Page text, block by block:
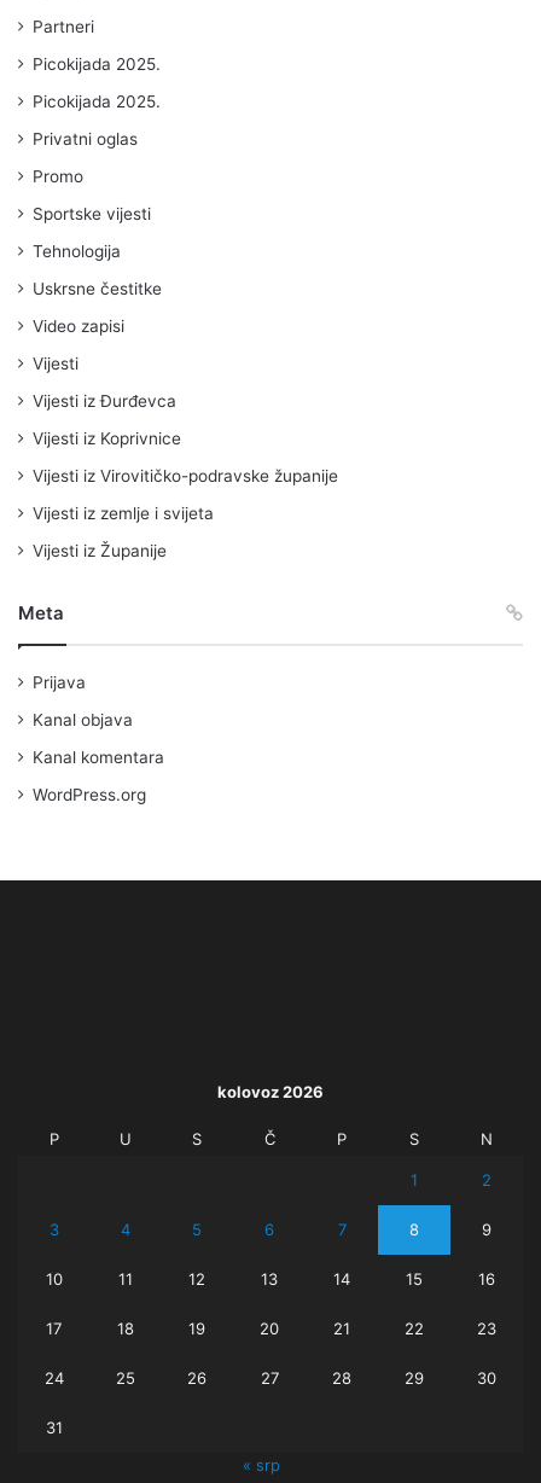
Partneri
Picokijada 2025.
Picokijada 2025.
Privatni oglas
Promo
Sportske vijesti
Tehnologija
Uskrsne čestitke
Video zapisi
Vijesti
Vijesti iz Đurđevca
Vijesti iz Koprivnice
Vijesti iz Virovitičko-podravske županije
Vijesti iz zemlje i svijeta
Vijesti iz Županije
Meta
Prijava
Kanal objava
Kanal komentara
WordPress.org
kolovoz 2026
P U S Č P S N
1 2
3 4 5 6 7 8 9
10 11 12 13 14 15 16
17 18 19 20 21 22 23
24 25 26 27 28 29 30
31
« srp